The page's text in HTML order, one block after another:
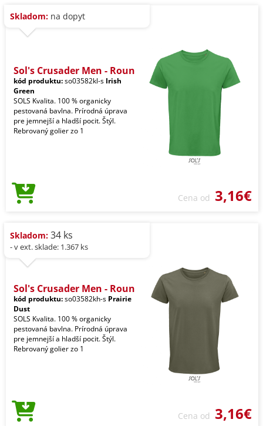
Skladom: na dopyt
Sol's Crusader Men - Roun
kód produktu:so03582kl-s Irish
Green
SOLS Kvalita. 100 % organicky
pestovaná bavlna. Prírodná úprava
pre jemnejší a hladší pocit. Štýl.
Rebrovaný golier zo 1
Cena od 3,16€
Skladom: 34 ks
- v ext. sklade: 1.367 ks
Sol's Crusader Men - Roun
kód produktu:so03582kh-s Prairie
Dust
SOLS Kvalita. 100 % organicky
pestovaná bavlna. Prírodná úprava
pre jemnejší a hladší pocit. Štýl.
Rebrovaný golier zo 1
Cena od 3,16€